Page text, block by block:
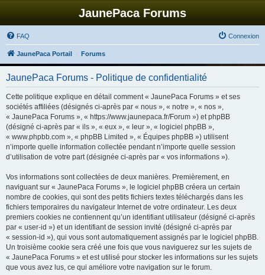
JaunePaca Forums
FAQ Connexion
JaunePaca Portail Forums
JaunePaca Forums - Politique de confidentialité
Cette politique explique en détail comment « JaunePaca Forums » et ses
sociétés affiliées (désignés ci-après par « nous », « notre », « nos »,
« JaunePaca Forums », « https://www.jaunepaca.fr/Forum ») et phpBB
(désigné ci-après par « ils », « eux », « leur », « logiciel phpBB »,
« www.phpbb.com », « phpBB Limited », « Équipes phpBB ») utilisent
n’importe quelle information collectée pendant n’importe quelle session
d’utilisation de votre part (désignée ci-après par « vos informations »).
Vos informations sont collectées de deux manières. Premièrement, en
naviguant sur « JaunePaca Forums », le logiciel phpBB créera un certain
nombre de cookies, qui sont des petits fichiers textes téléchargés dans les
fichiers temporaires du navigateur Internet de votre ordinateur. Les deux
premiers cookies ne contiennent qu’un identifiant utilisateur (désigné ci-après
par « user-id ») et un identifiant de session invité (désigné ci-après par
« session-id »), qui vous sont automatiquement assignés par le logiciel phpBB.
Un troisième cookie sera créé une fois que vous naviguerez sur les sujets de
« JaunePaca Forums » et est utilisé pour stocker les informations sur les sujets
que vous avez lus, ce qui améliore votre navigation sur le forum.